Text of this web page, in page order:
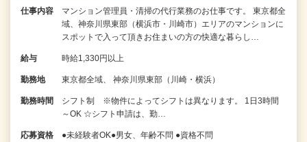
仕事内容
マンション管理員・清掃の代行業務のお仕事です。 東京都全
域、神奈川県東部（横浜市・川崎市）エリアのマンションに
スポットで入って頂きお住まいの方の快適な暮らし…
給与 時給1,330円以上
勤務地 東京都全域、 神奈川県東部（川崎・横浜）
勤務時間
シフト制 ※物件によってシフトは異なります。 1日3時間
～OK ☆シフト申請は、勤…
応募資格 ●未経験者OK●男女、年齢不問 ●資格不問